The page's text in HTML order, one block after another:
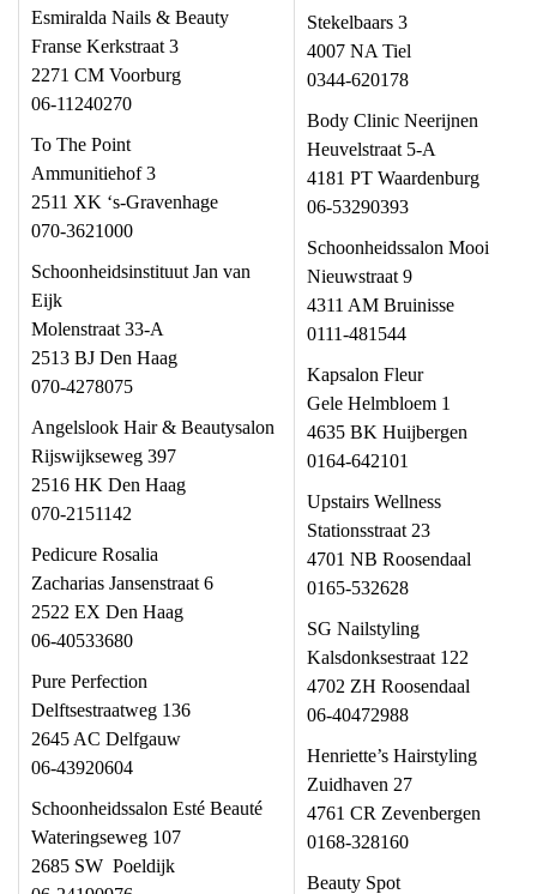
Esmiralda Nails & Beauty
Franse Kerkstraat 3
2271 CM Voorburg
06-11240270
To The Point
Ammunitiehof 3
2511 XK ‘s-Gravenhage
070-3621000
Schoonheidsinstituut Jan van
Eijk
Molenstraat 33-A
2513 BJ Den Haag
070-4278075
Angelslook Hair & Beautysalon
Rijswijkseweg 397
2516 HK Den Haag
070-2151142
Pedicure Rosalia
Zacharias Jansenstraat 6
2522 EX Den Haag
06-40533680
Pure Perfection
Delftsestraatweg 136
2645 AC Delfgauw
06-43920604
Schoonheidssalon Esté Beauté
Wateringseweg 107
2685 SW Poeldijk
Stekelbaars 3
4007 NA Tiel
0344-620178
Body Clinic Neerijnen
Heuvelstraat 5-A
4181 PT Waardenburg
06-53290393
Schoonheidssalon Mooi
Nieuwstraat 9
4311 AM Bruinisse
0111-481544
Kapsalon Fleur
Gele Helmbloem 1
4635 BK Huijbergen
0164-642101
Upstairs Wellness
Stationsstraat 23
4701 NB Roosendaal
0165-532628
SG Nailstyling
Kalsdonksestraat 122
4702 ZH Roosendaal
06-40472988
Henriette’s Hairstyling
Zuidhaven 27
4761 CR Zevenbergen
0168-328160
Beauty Spot